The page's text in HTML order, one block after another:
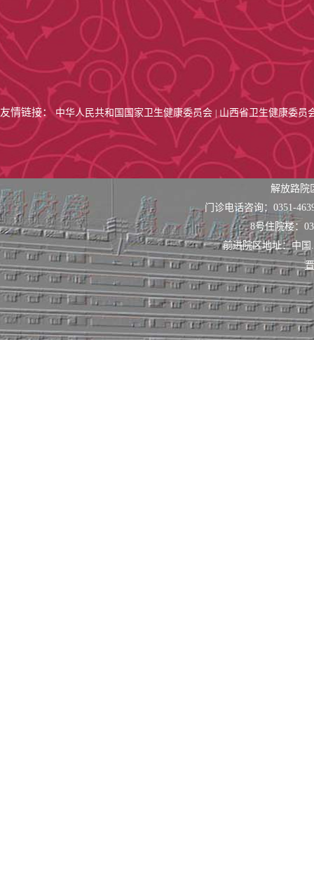
友情链接：中华人民共和国国家卫生健康委员会 山西省卫生健康委员
解放路
门诊电话咨询：0351-
8号住院楼：
前进院区地址：中